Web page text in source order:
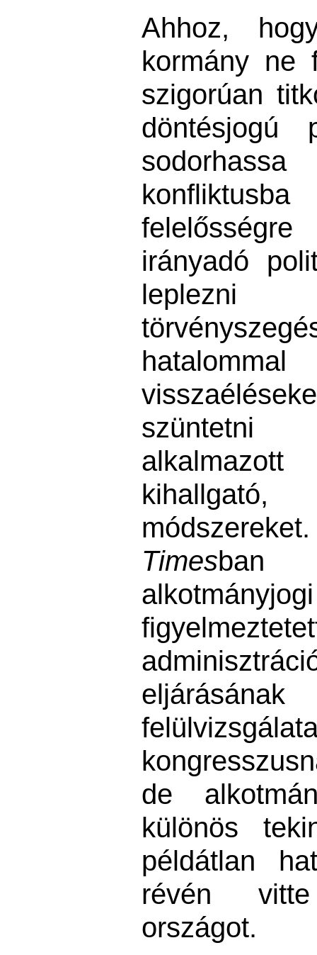
Ahhoz,
kormány ne
szigorúan
döntésjogú
irányadó
leplezni
szüntetni
Timesban
de
különös
példátlan
révén
országot.